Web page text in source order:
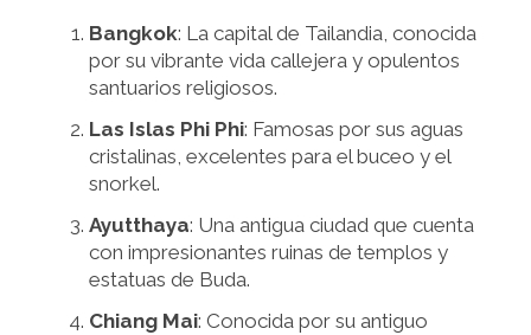
Bangkok: La capital de Tailandia, conocida
por su vibrante vida callejera y opulentos
santuarios religiosos.
Las Islas Phi Phi: Famosas por sus aguas
cristalinas, excelentes para el buceo y el
snorkel.
Ayutthaya: Una antigua ciudad que cuenta
con impresionantes ruinas de templos y
estatuas de Buda.
Chiang Mai: Conocida por su antiguo